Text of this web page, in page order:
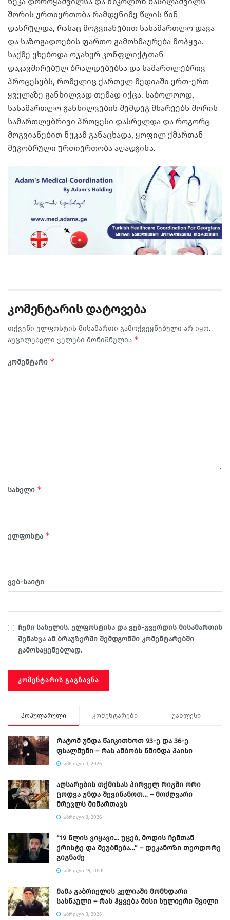
შორის ურთიერთობა რამდენიმე წლის წინ
დასრულდა, რასაც მოგვიანებით სასამართლო დავა
და საზოგადოების ფართო გამოხმაურება მოჰყვა.
საქმე ეხებოდა ოჯახურ კონფლიქტთან
დაკავშირებულ ბრალდებებსა და სამართლებრივ
პროცესებს, რომელიც ქართულ მედიაში ერთ-ერთ
ყველაზე განხილვად თემად იქცა. საბოლოოდ,
სასამართლო განხილვების შემდეგ მხარეებს შორის
სამართლებრივი პროცესი დასრულდა და როგორც
მოგვიანებით ნეკამ განაცხადა, ყოფილ ქმართან
მეგობრული ურთიერთობა აღადგინა.
კომენტარის დატოვება
თქვენი ელფოსტის მისამართი გამოქვეყნებული არ იყო.
აუცილებელი ველები მონიშნულია *
კომენტარი *
სახელი *
ელფოსტა *
ვებ-საიტი
ჩემი სახელის. ელფოსტისა და ვებ-გვერდის მისამართის
შენახვა ამ ბრაუზერში შემდგომში კომენტარებში
გამოსაყენებლად.
პოპულარული კომენტარები უახლესი
რატომ უნდა წაიკითხოთ 93-ე და 36-ე
ფსალმუნი – რას ამბობს წმინდა პაისი
ᲐᲞᲠᲘᲚᲘ 3, 2026
აღსარების თქმისას პირველ რიგში ორი
ცოდვა უნდა შევინანოთ… – მოძღვარი
მრევლს მიმართავს
ᲐᲞᲠᲘᲚᲘ 3, 2026
“19 წლის ვიყავი… უცებ, მოდის ჩემთან
ქრისტე და მეუბნება…“ – დეკანოზი თეოდორე
გიგნაძე
ᲐᲞᲠᲘᲚᲘ 19, 2026
მამა გაბრიელის კელიაში მომხდარი
სასწაული – რას ჰყვება მისი სულიერი შვილი
ᲐᲞᲠᲘᲚᲘ 3, 2026